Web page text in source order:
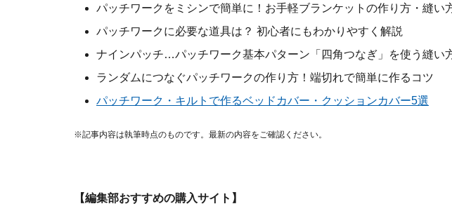
パッチワークをミシンで簡単に！お手軽ブランケットの作り方・縫い
パッチワークに必要な道具は？ 初心者にもわかりやすく解説
ナインパッチ…パッチワーク基本パターン「四角つなぎ」を使う縫い
ランダムにつなぐパッチワークの作り方！端切れで簡単に作るコツ
パッチワーク・キルトで作るベッドカバー・クッションカバー5選
※記事内容は執筆時点のものです。最新の内容をご確認ください。
【編集部おすすめの購入サイト】